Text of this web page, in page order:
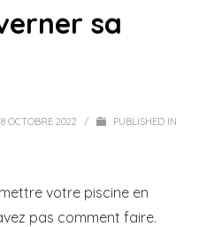
sa
OCTOBRE 2022 /
PUBLISHED IN
votre piscine en
pas comment faire.